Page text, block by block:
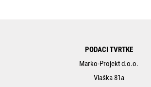
PODACI TVRTKE
Marko-Projekt d.o.o.
Vlaška 81a